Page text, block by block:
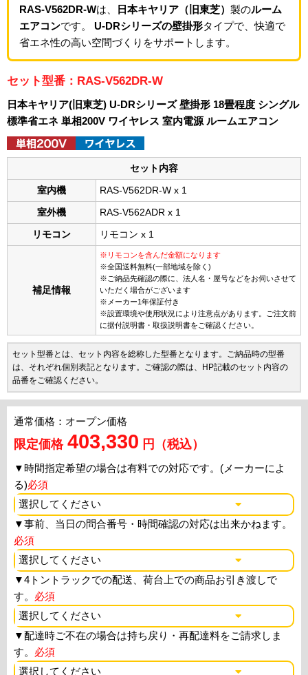
RAS-V562DR-Wは、 日本キヤリア（旧東芝） 製のルーム
エアコンです。 U-DRシリーズの壁掛形タイプで、快適で
省エネ性の高い空間づくりをサポートします。
セット型番：RAS-V562DR-W
日本キヤリア(旧東芝) U-DRシリーズ 壁掛形 18畳程度 シングル
標準省エネ 単相200V ワイヤレス 室内電源 ルームエアコン
セット内容
室内機 RAS-V562DR-W x 1
室外機 RAS-V562ADR x 1
リモコン リモコン x 1
補足情報
※リモコンを含んだ金額になります
※全国送料無料(一部地域を除く)
※ご納品先確認の際に、法人名・屋号などをお伺いさせて
いただく場合がございます
※メーカー1年保証付き
※設置環境や使用状況により注意点があります。ご注文前
に据付説明書・取扱説明書をご確認ください。
セット型番とは、セット内容を総称した型番となります。ご納品時の型番
は、それぞれ個別表記となります。ご確認の際は、HP記載のセット内容の
品番をご確認ください。
通常価格：オープン価格
限定価格 403,330 円（税込）
▼時間指定希望の場合は有料での対応です。(メーカーによ
る)必須
▼事前、当日の問合番号・時間確認の対応は出来かねます。
必須
▼4トントラックでの配送、荷台上での商品お引き渡しで
す。 必須
▼配達時ご不在の場合は持ち戻り・再配達料をご請求しま
す。 必須